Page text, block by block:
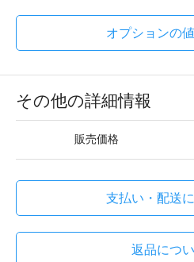
オプションの
その他の詳細情報
販売価格
支払い・配送
返品につ